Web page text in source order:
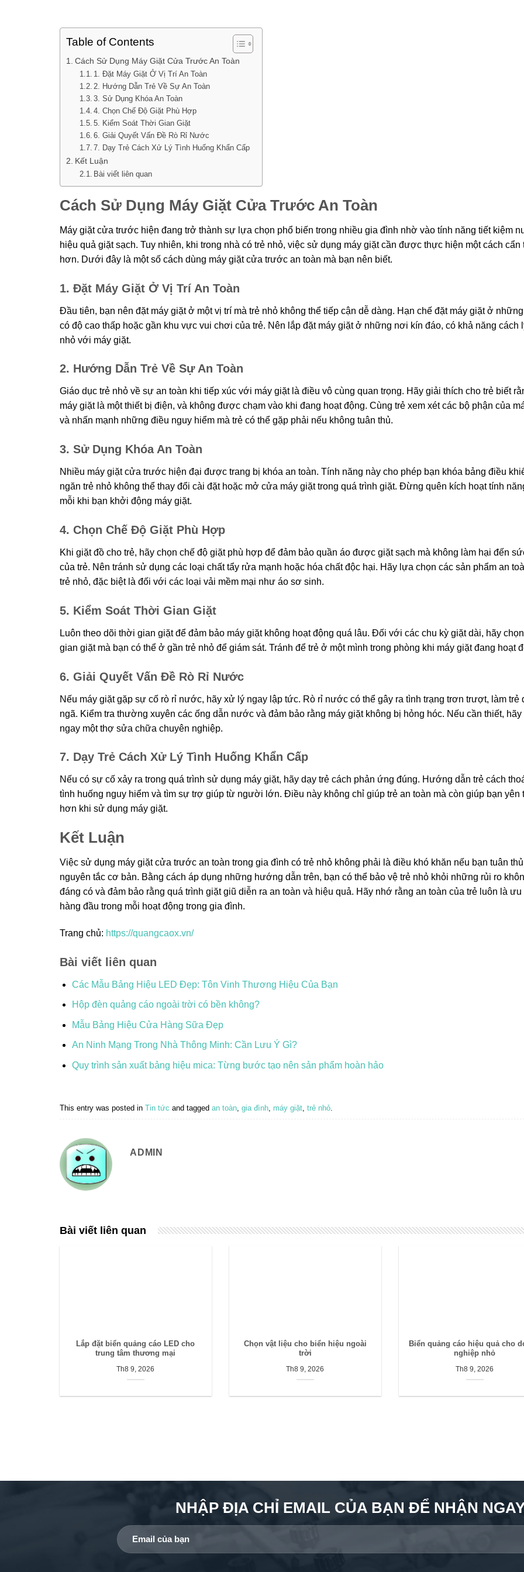
Table of Contents
Cách Sử Dụng Máy Giặt Cửa Trước An Toàn
1. Đặt Máy Giặt Ở Vị Trí An Toàn
2. Hướng Dẫn Trẻ Về Sự An Toàn
3. Sử Dụng Khóa An Toàn
4. Chọn Chế Độ Giặt Phù Hợp
5. Kiểm Soát Thời Gian Giặt
6. Giải Quyết Vấn Đề Rò Rỉ Nước
7. Dạy Trẻ Cách Xử Lý Tình Huống Khẩn Cấp
Kết Luận
Bài viết liên quan
Cách Sử Dụng Máy Giặt Cửa Trước An Toàn
Máy giặt cửa trước hiện đang trở thành sự lựa chọn phổ biến trong nhiều gia đình nhờ vào tính năng tiết kiệm
hiệu quả giặt sạch. Tuy nhiên, khi trong nhà có trẻ nhỏ, việc sử dụng máy giặt cần được thực hiện một cách cẩn
hơn. Dưới đây là một số cách dùng máy giặt cửa trước an toàn mà bạn nên biết.
1. Đặt Máy Giặt Ở Vị Trí An Toàn
Đầu tiên, bạn nên đặt máy giặt ở một vị trí mà trẻ nhỏ không thể tiếp cận dễ dàng. Hạn chế đặt máy giặt ở
có độ cao thấp hoặc gần khu vực vui chơi của trẻ. Nên lắp đặt máy giặt ở những nơi kín đáo, có khả năng cách
nhỏ với máy giặt.
2. Hướng Dẫn Trẻ Về Sự An Toàn
Giáo dục trẻ nhỏ về sự an toàn khi tiếp xúc với máy giặt là điều vô cùng quan trọng. Hãy giải thích cho trẻ biết
máy giặt là một thiết bị điện, và không được chạm vào khi đang hoạt động. Cùng trẻ xem xét các bộ phận của
và nhấn mạnh những điều nguy hiểm mà trẻ có thể gặp phải nếu không tuân thủ.
3. Sử Dụng Khóa An Toàn
Nhiều máy giặt cửa trước hiện đại được trang bị khóa an toàn. Tính năng này cho phép bạn khóa bảng điều
ngăn trẻ nhỏ không thể thay đổi cài đặt hoặc mở cửa máy giặt trong quá trình giặt. Đừng quên kích hoạt tính
mỗi khi bạn khởi động máy giặt.
4. Chọn Chế Độ Giặt Phù Hợp
Khi giặt đồ cho trẻ, hãy chọn chế độ giặt phù hợp để đảm bảo quần áo được giặt sạch mà không làm hại đến
của trẻ. Nên tránh sử dụng các loại chất tẩy rửa mạnh hoặc hóa chất độc hại. Hãy lựa chọn các sản phẩm an
trẻ nhỏ, đặc biệt là đối với các loại vải mềm mại như áo sơ sinh.
5. Kiểm Soát Thời Gian Giặt
Luôn theo dõi thời gian giặt để đảm bảo máy giặt không hoạt động quá lâu. Đối với các chu kỳ giặt dài, hãy
gian giặt mà bạn có thể ở gần trẻ nhỏ để giám sát. Tránh để trẻ ở một mình trong phòng khi máy giặt đang hoạt
6. Giải Quyết Vấn Đề Rò Rỉ Nước
Nếu máy giặt gặp sự cố rò rỉ nước, hãy xử lý ngay lập tức. Rò rỉ nước có thể gây ra tình trạng trơn trượt, làm trẻ
ngã. Kiểm tra thường xuyên các ống dẫn nước và đảm bảo rằng máy giặt không bị hỏng hóc. Nếu cần thiết, hãy
ngay một thợ sửa chữa chuyên nghiệp.
7. Dạy Trẻ Cách Xử Lý Tình Huống Khẩn Cấp
Nếu có sự cố xảy ra trong quá trình sử dụng máy giặt, hãy dạy trẻ cách phản ứng đúng. Hướng dẫn trẻ cách
tình huống nguy hiểm và tìm sự trợ giúp từ người lớn. Điều này không chỉ giúp trẻ an toàn mà còn giúp bạn yên
hơn khi sử dụng máy giặt.
Kết Luận
Việc sử dụng máy giặt cửa trước an toàn trong gia đình có trẻ nhỏ không phải là điều khó khăn nếu bạn tuân
nguyên tắc cơ bản. Bằng cách áp dụng những hướng dẫn trên, bạn có thể bảo vệ trẻ nhỏ khỏi những rủi ro
đáng có và đảm bảo rằng quá trình giặt giũ diễn ra an toàn và hiệu quả. Hãy nhớ rằng an toàn của trẻ luôn là ưu
hàng đầu trong mỗi hoạt động trong gia đình.
Trang chủ: https://quangcaox.vn/
Bài viết liên quan
Các Mẫu Bảng Hiệu LED Đẹp: Tôn Vinh Thương Hiệu Của Bạn
Hộp đèn quảng cáo ngoài trời có bền không?
Mẫu Bảng Hiệu Cửa Hàng Sữa Đẹp
An Ninh Mạng Trong Nhà Thông Minh: Cần Lưu Ý Gì?
Quy trình sản xuất bảng hiệu mica: Từng bước tạo nên sản phẩm hoàn hảo
This entry was posted in Tin tức and tagged an toàn, gia đình, máy giặt, trẻ nhỏ.
ADMIN
Bài viết liên quan
Lắp đặt biển quảng cáo LED cho
trung tâm thương mại
Th8 9, 2026
Chọn vật liệu cho biển hiệu ngoài
trời
Th8 9, 2026
Biển quảng cáo hiệu quả cho
nghiệp nhỏ
Th8 9, 2026
NHẬP ĐỊA CHỈ EMAIL CỦA BẠN ĐỂ NHẬN